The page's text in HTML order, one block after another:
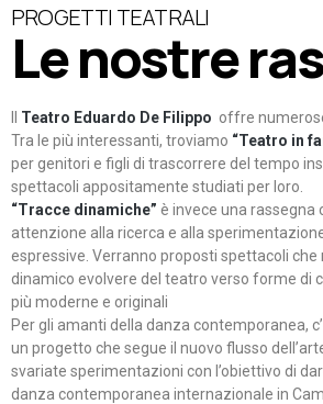
PROGETTI TEATRALI
Le nostre
Teatro Eduardo De Filippo offre
Tra le più interessanti, troviamo “Teatro in
per genitori e figli di trascorrere del tempo
spettacoli appositamente studiati per loro.
“Tracce dinamiche” è invece una rassegna
attenzione alla ricerca e alla
espressive. Verranno proposti spettacoli che
dinamico evolvere del teatro verso forme di
più moderne e originali
Per gli amanti della danza contemporanea,
un progetto che segue il nuovo flusso
svariate sperimentazioni con l’obiettivo di
danza contemporanea internazionale in